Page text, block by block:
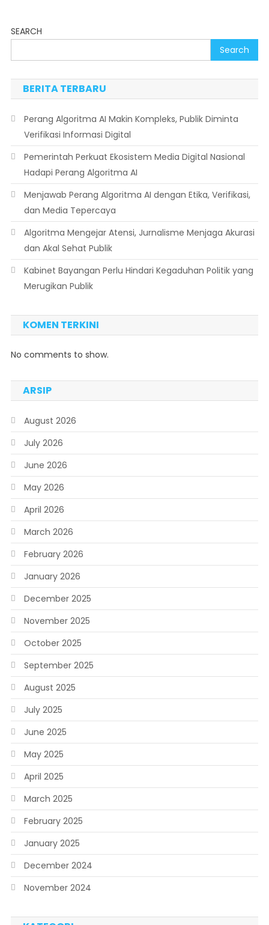
SEARCH
Search
BERITA TERBARU
Perang Algoritma AI Makin Kompleks, Publik Diminta
Verifikasi Informasi Digital
Pemerintah Perkuat Ekosistem Media Digital Nasional
Hadapi Perang Algoritma AI
Menjawab Perang Algoritma AI dengan Etika, Verifikasi,
dan Media Tepercaya
Algoritma Mengejar Atensi, Jurnalisme Menjaga Akurasi
dan Akal Sehat Publik
Kabinet Bayangan Perlu Hindari Kegaduhan Politik yang
Merugikan Publik
KOMEN TERKINI
No comments to show.
ARSIP
August 2026
July 2026
June 2026
May 2026
April 2026
March 2026
February 2026
January 2026
December 2025
November 2025
October 2025
September 2025
August 2025
July 2025
June 2025
May 2025
April 2025
March 2025
February 2025
January 2025
December 2024
November 2024